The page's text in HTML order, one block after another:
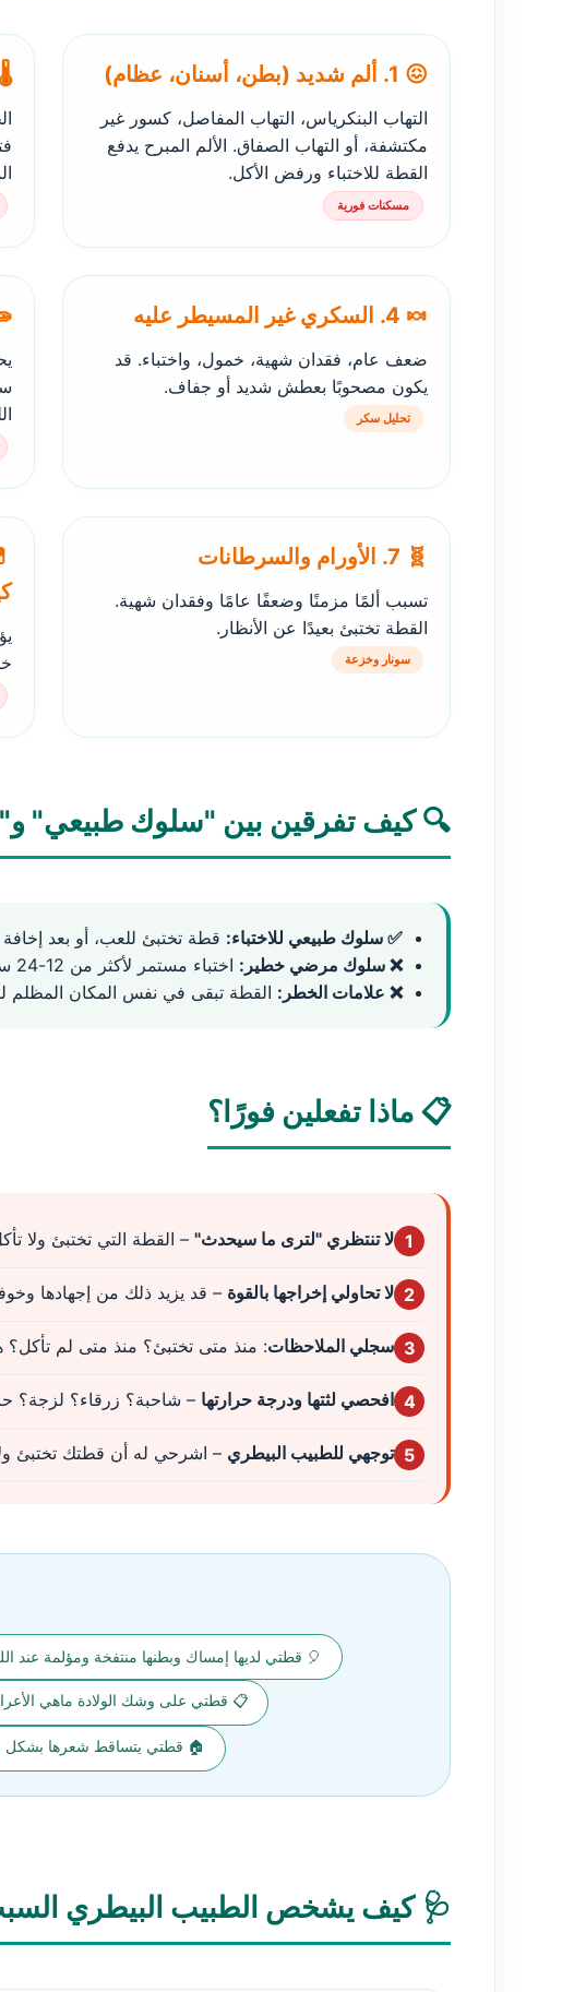
😖 1. ألم شديد (بطن، أسنان، عظام)
التهاب البنكرياس، التهاب المفاصل، كسور غير
مكتشفة، أو التهاب الصفاق. الألم المبرح يدفع
القطة للاختباء ورفض الأكل.
مسكنات فورية
🌡️ 2. حمى والتهابات جهازية
🍬 4. السكري غير المسيطر عليه
ضعف عام، فقدان شهية، خمول، واختباء. قد
يكون مصحوبًا بعطش شديد أو جفاف.
تحليل سكر
🧫 5.
🧬 7. الأورام والسرطانات
تسبب ألمًا مزمنًا وضعفًا عامًا وفقدان شهية.
القطة تختبئ بعيدًا عن الأنظار.
سونار وخزعة
🔍 كيف تفرقين بين "سلوك
✅ سلوك طبيعي للاختباء: قطة تختبئ للعب، أو بعد
❌ سلوك مرضي خطير: اختباء مستمر لأكثر من 12-24 ساعة، لا تخرج حتى للطعام أو الماء، خاملة، لا تستجيب للمنبهات.
❌ علامات الخطر: القطة تبقى في نفس المكان المظلم
📋 ماذا تفعلين فورًا؟
1 لا تنتظري "لترى ما سيحدث" – القطة التي تختبئ ولا
2 لا تحاولي إخراجها بالقوة – قد يزيد ذلك من إجهادها
3 سجلي الملاحظات: منذ متى تختبئ؟ منذ متى لم
4 افحصي لثتها ودرجة حرارتها – شاحبة؟ زرقاء؟ لزجة؟
5 توجهي للطبيب البيطري – اشرحي له أن قطتك تختبئ
🎈 قطتي لديها إمساك وبطنها منتفخة ومؤلمة عند
📋 قطتي على وشك الولادة ماهي
🏠 قطتي يتساقط شعرها بشكل
🩺 كيف يشخص الطبيب البيطري